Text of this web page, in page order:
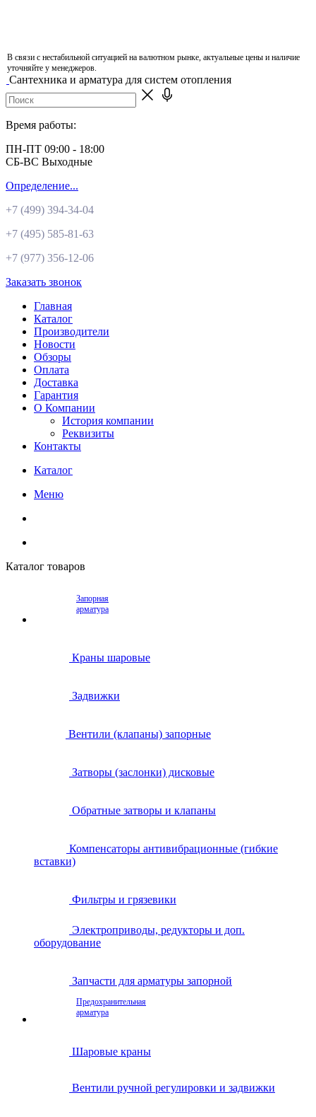
В связи с нестабильной ситуацией на валютном рынке, актуальные цены и наличие
уточняйте у менеджеров.
Сантехника и арматура для систем отопления
Время работы:
ПН-ПТ 09:00 - 18:00
СБ-ВС Выходные
Определение...
+7 (499) 394-34-04
+7 (495) 585-81-63
+7 (977) 356-12-06
Заказать звонок
Главная
Каталог
Производители
Новости
Обзоры
Оплата
Доставка
Гарантия
О Компании
История компании
Реквизиты
Контакты
Каталог
Меню
Каталог товаров
Запорная
арматура
Краны шаровые
Задвижки
Вентили (клапаны) запорные
Затворы (заслонки) дисковые
Обратные затворы и клапаны
Компенсаторы антивибрационные (гибкие
вставки)
Фильтры и грязевики
Электроприводы, редукторы и доп.
оборудование
Запчасти для арматуры запорной
Предохранительная
арматура
Шаровые краны
Вентили ручной регулировки и задвижки